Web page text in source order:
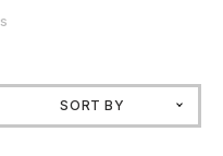
SORT BY